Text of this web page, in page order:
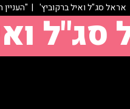
אראל סג"ל ואיל ברקוביץ' |
סג"ל